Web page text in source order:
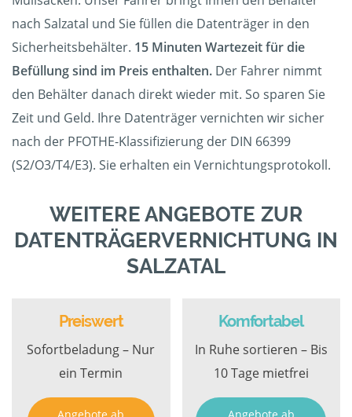
nach Salzatal und Sie füllen die Datenträger in den
Sicherheitsbehälter. 15 Minuten Wartezeit für die
Befüllung sind im Preis enthalten. Der Fahrer nimmt
den Behälter danach direkt wieder mit. So sparen Sie
Zeit und Geld. Ihre Datenträger vernichten wir sicher
nach der PFOTHE-Klassifizierung der DIN 66399
(S2/O3/T4/E3). Sie erhalten ein Vernichtungsprotokoll.
WEITERE ANGEBOTE ZUR
DATENTRÄGERVERNICHTUNG IN
SALZATAL
Preiswert
Sofortbeladung – Nur
ein Termin
Komfortabel
In Ruhe sortieren – Bis
10 Tage mietfrei